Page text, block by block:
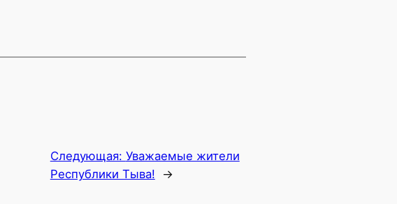
Следующая: Уважаемые жители
Республики Тыва!
→